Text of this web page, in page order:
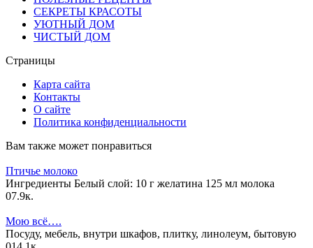
СЕКРЕТЫ КРАСОТЫ
УЮТНЫЙ ДОМ
ЧИСТЫЙ ДОМ
Страницы
Карта сайта
Контакты
О сайте
Политика конфиденциальности
Вам также может понравиться
Птичье молоко
Ингредиенты Белый слой: 10 г желатина 125 мл молока
07.9к.
Мою всё….
Посуду, мебель, внутри шкафов, плитку, линолеум, бытовую